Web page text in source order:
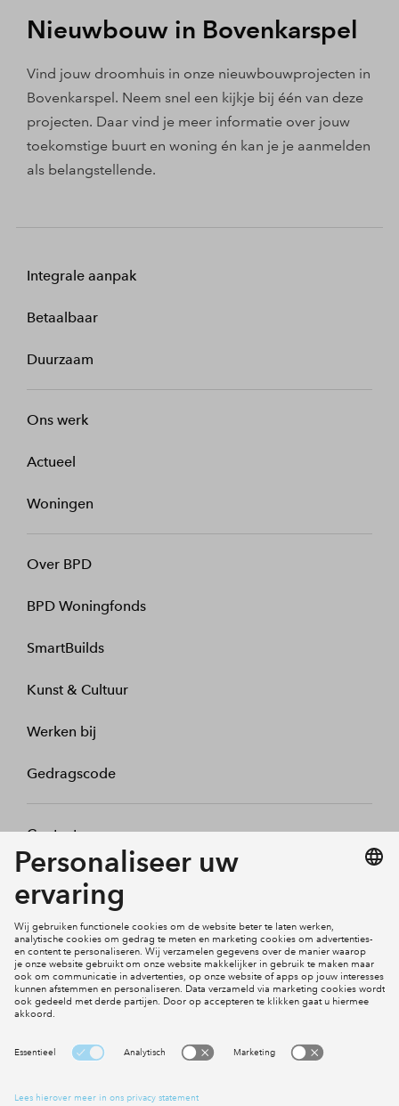
Nieuwbouw in Bovenkarspel
Vind jouw droomhuis in onze nieuwbouwprojecten in
Bovenkarspel. Neem snel een kijkje bij één van deze
projecten. Daar vind je meer informatie over jouw
toekomstige buurt en woning én kan je je aanmelden
als belangstellende.
Integrale aanpak
Betaalbaar
Duurzaam
Ons werk
Actueel
Woningen
Over BPD
BPD Woningfonds
SmartBuilds
Kunst & Cultuur
Werken bij
Gedragscode
Contact
Mijn profiel
Social Media
Cookies